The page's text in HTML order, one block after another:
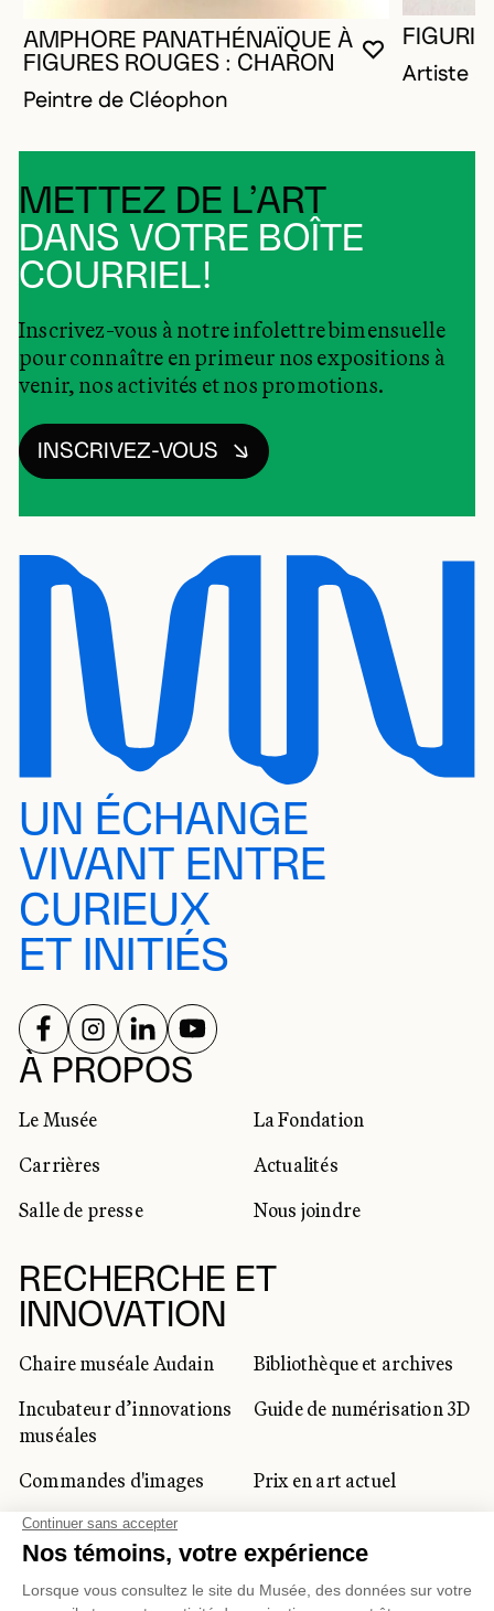
VOUS
FERMER
OUVRIR LA
AMPHORE PANATHÉNAÏQUE À
FIGURES ROUGES : CHARON
Peintre de Cléophon
Artiste
METTEZ DE L’ART
DANS VOTRE BOÎTE
COURRIEL!
Inscrivez-vous à notre infolettre bimensuelle
pour connaître en primeur nos expositions à
venir, nos activités et nos promotions.
INSCRIVEZ-VOUS
UN ÉCHANGE
VIVANT ENTRE
CURIEUX
ET INITIÉS
À PROPOS
Le Musée
La Fondation
Carrières
Actualités
Salle de presse
Nous joindre
RECHERCHE ET
INNOVATION
Chaire muséale Audain
Bibliothèque et archives
Incubateur d’innovations
muséales
Guide de numérisation 3D
Commandes d'images
Prix en art actuel
Prix Lynne-Cohen
CLIENTÈLE CORPORATIVE
RÉSEAUX SOCIAUX
SUIVEZ-NOUS SUR
SUIVEZ-NOUS SUR
SUIVEZ-NOUS SUR
SUIVEZ-NOUS SUR